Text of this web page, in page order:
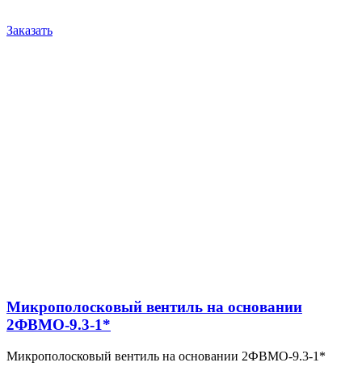
Заказать
Микрополосковый вентиль на основании
2ФВМO-9.3-1*
Микрополосковый вентиль на основании 2ФВМO-9.3-1*